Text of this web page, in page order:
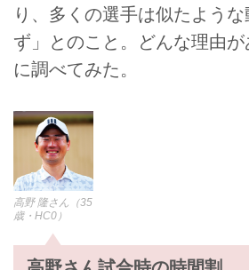
り、多くの選手は似たよう
ず」とのこと。どんな理由
に調べてみた。
高野 隆さん（35
歳・HC0）